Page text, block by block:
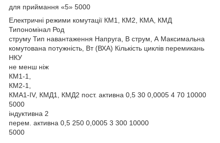
для приймання «5» 5000
Електричні режими комутації КМ1, КМ2, КМА, КМД
Типономінал Род
струму Тип навантаження Напруга, В струм, А Максимальна
комутована потужність, Вт (ВХА) Кількість циклів перемикань
НКУ
не менш ніж
КМ1-1,
КМ2-1,
КМА1-IV, КМД1, КМД2 пост. активна 0,5 30 0,0005 4 70 10000
5000
індуктивна 2
перем. активна 0,5 250 0,0005 3 300 10000
5000